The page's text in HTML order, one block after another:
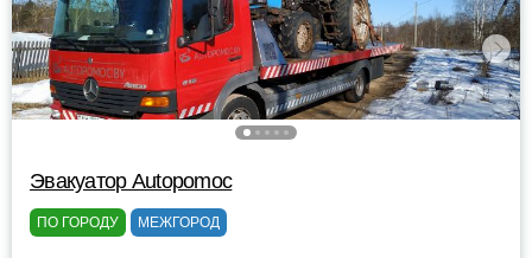
Эвакуатор Autopomoc
ПО ГОРОДУ МЕЖГОРОД